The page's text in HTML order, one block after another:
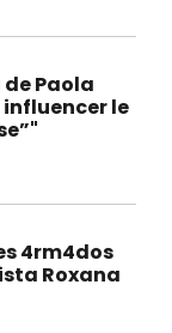
Paola
le
4rm4dos
Roxana